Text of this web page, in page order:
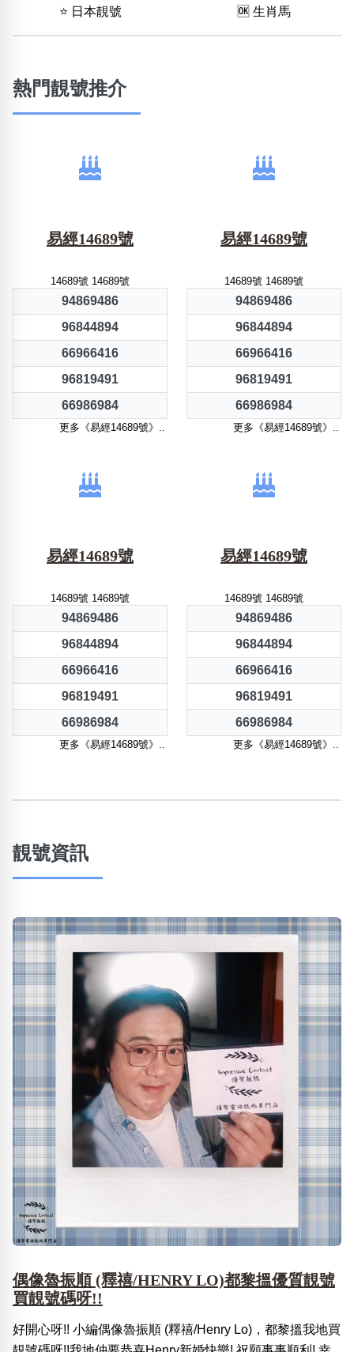
⭐️ 日本靚號
🆗️ 生肖馬
熱門靚號推介
易經14689號
14689號 14689號
94869486
96844894
66966416
96819491
66986984
更多《易經14689號》..
易經14689號
14689號 14689號
94869486
96844894
66966416
96819491
66986984
更多《易經14689號》..
易經14689號
14689號 14689號
94869486
96844894
66966416
96819491
66986984
更多《易經14689號》..
易經14689號
14689號 14689號
94869486
96844894
66966416
96819491
66986984
更多《易經14689號》..
靚號資訊
偶像魯振順 (釋禧/HENRY LO)都黎搵優質靚號
買靚號碼呀!!
好開心呀!! 小編偶像魯振順 (釋禧/Henry Lo)，都黎搵我地買